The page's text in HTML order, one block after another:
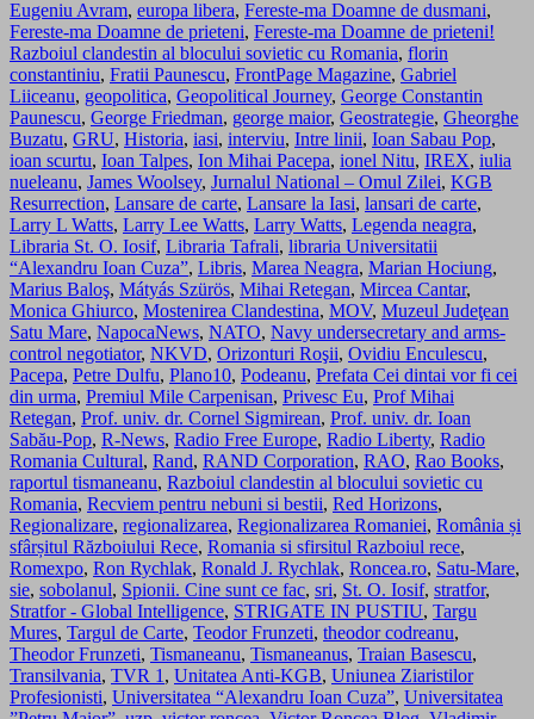
Eugeniu Avram, europa libera, Fereste-ma Doamne de dusmani,
Fereste-ma Doamne de prieteni, Fereste-ma Doamne de prieteni!
Razboiul clandestin al blocului sovietic cu Romania, florin
constantiniu, Fratii Paunescu, FrontPage Magazine, Gabriel
Liiceanu, geopolitica, Geopolitical Journey, George Constantin
Paunescu, George Friedman, george maior, Geostrategie, Gheorghe
Buzatu, GRU, Historia, iasi, interviu, Intre linii, Ioan Sabau Pop,
ioan scurtu, Ioan Talpes, Ion Mihai Pacepa, ionel Nitu, IREX, iulia
nueleanu, James Woolsey, Jurnalul National – Omul Zilei, KGB
Resurrection, Lansare de carte, Lansare la Iasi, lansari de carte,
Larry L Watts, Larry Lee Watts, Larry Watts, Legenda neagra,
Libraria St. O. Iosif, Libraria Tafrali, libraria Universitatii
“Alexandru Ioan Cuza”, Libris, Marea Neagra, Marian Hociung,
Marius Baloş, Mátyás Szürös, Mihai Retegan, Mircea Cantar,
Monica Ghiurco, Mostenirea Clandestina, MOV, Muzeul Judeţean
Satu Mare, NapocaNews, NATO, Navy undersecretary and arms-
control negotiator, NKVD, Orizonturi Roşii, Ovidiu Enculescu,
Pacepa, Petre Dulfu, Plano10, Podeanu, Prefata Cei dintai vor fi cei
din urma, Premiul Mile Carpenisan, Privesc Eu, Prof Mihai
Retegan, Prof. univ. dr. Cornel Sigmirean, Prof. univ. dr. Ioan
Sabău-Pop, R-News, Radio Free Europe, Radio Liberty, Radio
Romania Cultural, Rand, RAND Corporation, RAO, Rao Books,
raportul tismaneanu, Razboiul clandestin al blocului sovietic cu
Romania, Recviem pentru nebuni si bestii, Red Horizons,
Regionalizare, regionalizarea, Regionalizarea Romaniei, România și
sfârșitul Războiului Rece, Romania si sfirsitul Razboiul rece,
Romexpo, Ron Rychlak, Ronald J. Rychlak, Roncea.ro, Satu-Mare,
sie, sobolanul, Spionii. Cine sunt ce fac, sri, St. O. Iosif, stratfor,
Stratfor - Global Intelligence, STRIGATE IN PUSTIU, Targu
Mures, Targul de Carte, Teodor Frunzeti, theodor codreanu,
Theodor Frunzeti, Tismaneanu, Tismaneanus, Traian Basescu,
Transilvania, TVR 1 , Unitatea Anti-KGB, Uniunea Ziaristilor
Profesionisti, Universitatea “Alexandru Ioan Cuza”, Universitatea